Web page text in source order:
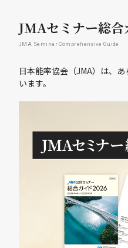
JMAセミナー総合
JMA Seminar Comprehensive Guide
日本能率協会（JMA）は、
います。